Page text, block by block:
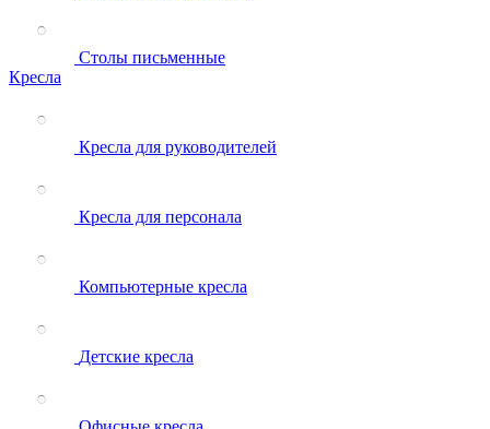
Столы письменные
Кресла
Кресла для руководителей
Кресла для персонала
Компьютерные кресла
Детские кресла